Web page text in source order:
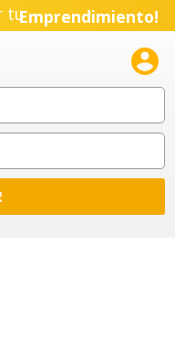
tuEmprendimiento!
